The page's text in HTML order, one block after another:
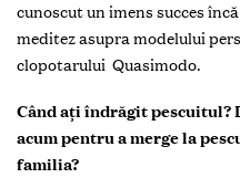
cunoscut un imens succes
meditez asupra modelului
clopotarului Quasimodo.
Când ați îndrăgit pescuitul?
acum pentru a merge la
familia?